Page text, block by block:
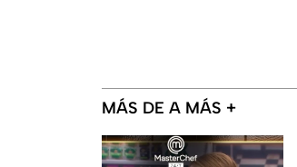
MÁS DE A MÁS +